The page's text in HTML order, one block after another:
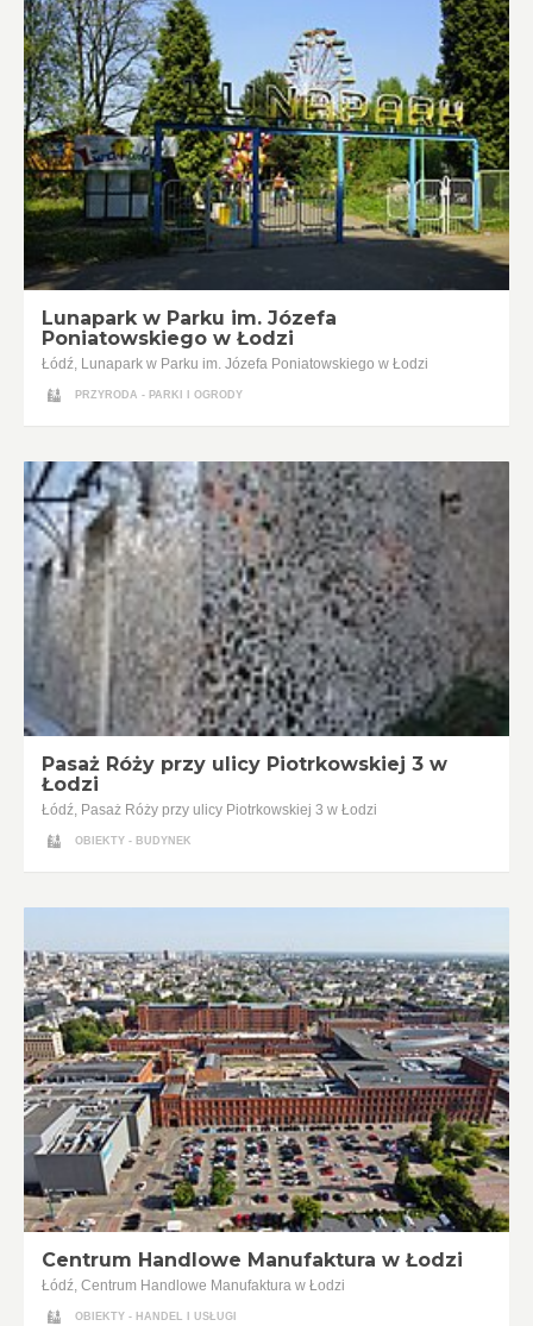
Lunapark w Parku im. Józefa
Poniatowskiego w Łodzi
Łódź, Lunapark w Parku im. Józefa Poniatowskiego w Łodzi
PRZYRODA - PARKI I OGRODY
Pasaż Róży przy ulicy Piotrkowskiej 3 w
Łodzi
Łódź, Pasaż Róży przy ulicy Piotrkowskiej 3 w Łodzi
OBIEKTY - BUDYNEK
Centrum Handlowe Manufaktura w Łodzi
Łódź, Centrum Handlowe Manufaktura w Łodzi
OBIEKTY - HANDEL I USŁUGI